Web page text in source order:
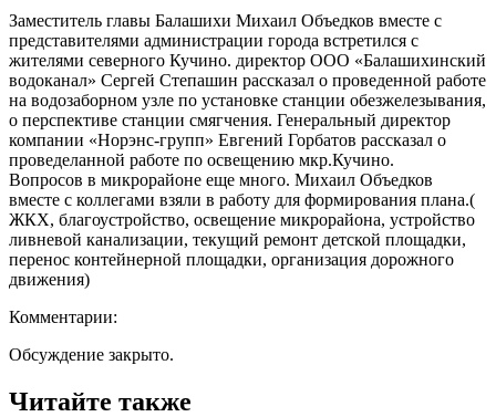
Заместитель главы Балашихи Михаил Объедков вместе с
представителями администрации города встретился с
жителями северного Кучино. директор ООО «Балашихинский
водоканал» Сергей Степашин рассказал о проведенной работе
на водозаборном узле по установке станции обезжелезывания,
о перспективе станции смягчения. Генеральный директор
компании «Норэнс-групп» Евгений Горбатов рассказал о
проведеланной работе по освещению мкр.Кучино.
Вопросов в микрорайоне еще много. Михаил Объедков
вместе с коллегами взяли в работу для формирования плана.(
ЖКХ, благоустройство, освещение микрорайона, устройство
ливневой канализации, текущий ремонт детской площадки,
перенос контейнерной площадки, организация дорожного
движения)
Комментарии:
Обсуждение закрыто.
Читайте также